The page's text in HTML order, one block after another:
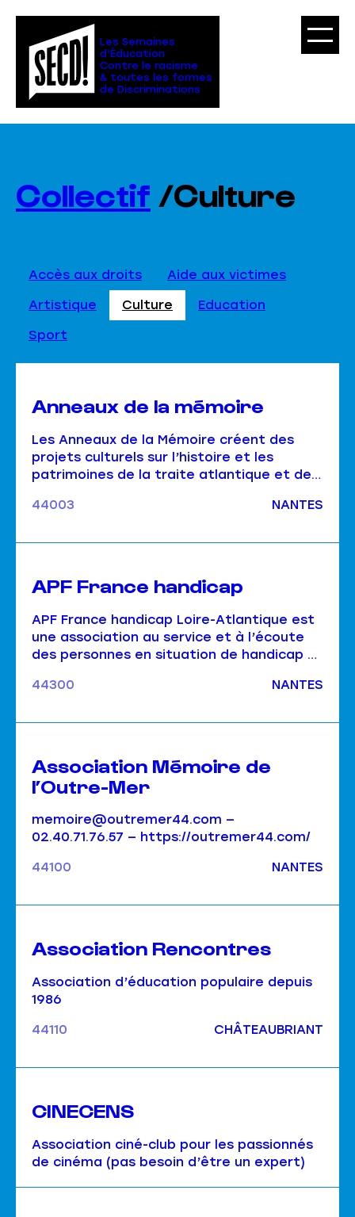
Les Semaines
d’Éducation
Contre le racisme
& toutes les formes
de Discriminations
Collectif /Culture
Accès aux droits
Aide aux victimes
Artistique
Culture
Education
Sport
Anneaux de la mémoire
Les Anneaux de la Mémoire créent des
projets culturels sur l’histoire et les
patrimoines de la traite atlantique et de
44003
NANTES
APF France handicap
APF France handicap Loire-Atlantique est
une association au service et à l’écoute
des personnes en situation de handicap et
44300
NANTES
Association Mémoire de
l’Outre-Mer
memoire@outremer44.com —
02.40.71.76.57 — https://outremer44.com/
44100
NANTES
Association Rencontres
Association d’éducation populaire depuis
1986
44110
CHÂTEAUBRIANT
CINECENS
Association ciné-club pour les passionnés
de cinéma (pas besoin d’être un expert)